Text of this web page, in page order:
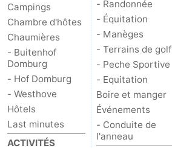
Zwin
Campings
Chambre d'hôtes
Chaumières
- Buitenhof
Domburg
- Hof Domburg
- Westhove
Hôtels
Last minutes
ACTIVITÉS
- Randonnée
- Équitation
- Manèges
- Terrains de golf
- Peche Sportive
- Equitation
Boire et manger
Événements
- Conduite de
l'anneau